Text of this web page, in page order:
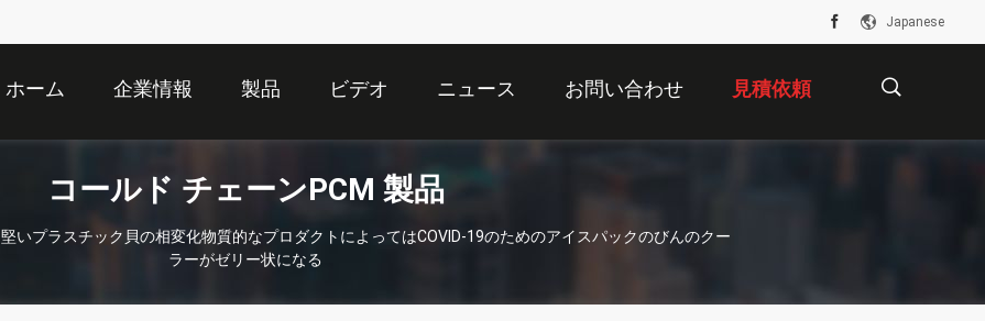
Japanese
ホーム 企業情報 製品 ビデオ ニュース お問い合わせ 見積依頼
コールド チェーンPCM 製品
堅いプラスチック貝の相変化物質的なプロダクトによってはCOVID-19のためのアイスパックのびんのクー
ラーがゼリー状になる